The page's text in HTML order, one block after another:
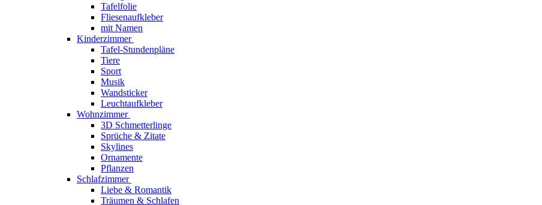
Tafelfolie
Fliesenaufkleber
mit Namen
Kinderzimmer
Tafel-Stundenpläne
Tiere
Sport
Musik
Wandsticker
Leuchtaufkleber
Wohnzimmer
3D Schmetterlinge
Sprüche & Zitate
Skylines
Ornamente
Pflanzen
Schlafzimmer
Liebe & Romantik
Träumen & Schlafen